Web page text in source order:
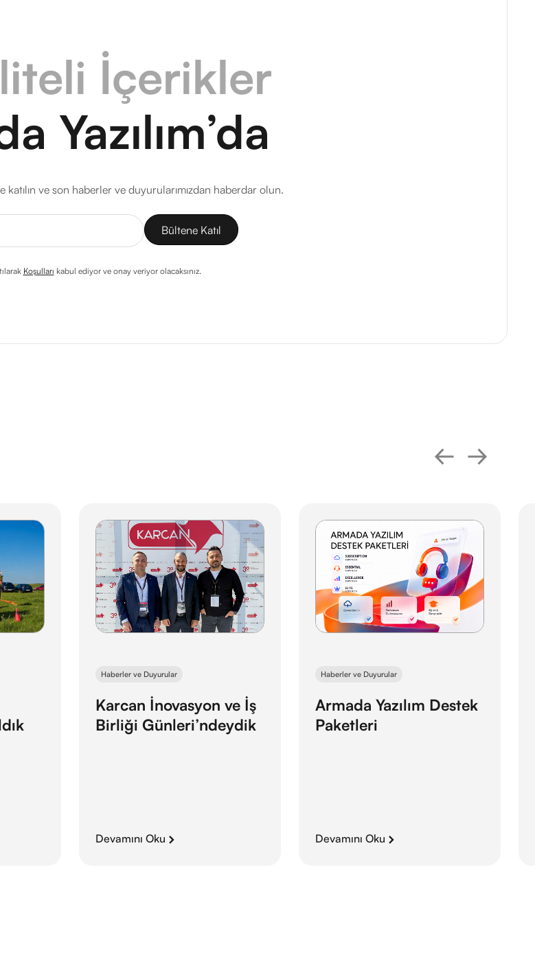
İçerikler
Yazılım’da
ve son haberler ve duyurularımızdan haberdar olun.
Koşulları kabul ediyor ve onay veriyor olacaksınız.
Haberler ve Duyurular
Karcan İnovasyon ve İş
Birliği Günleri’ndeydik
Devamını Oku
Haberler ve Duyurular
Armada Yazılım Destek
Paketleri
Devamını Oku